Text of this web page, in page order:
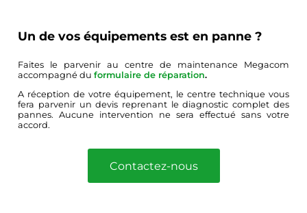
Un de vos équipements est en panne ?
Faites le parvenir au centre de maintenance Megacom
accompagné duformulaire de réparation.
A réception de votre équipement, le centre technique vous
fera parvenir un devis reprenant le diagnostic complet des
pannes. Aucune intervention ne sera effectué sans votre
accord.
Contactez-nous